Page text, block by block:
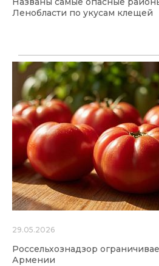
Ленобласти по укусам клещей
29.05.2026
Россельхознадзор
Армении